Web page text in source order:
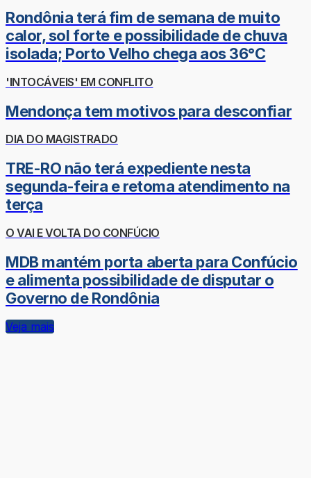
Rondônia terá fim de semana de muito
calor, sol forte e possibilidade de chuva
isolada; Porto Velho chega aos 36°C
'INTOCÁVEIS' EM CONFLITO
Mendonça tem motivos para desconfiar
DIA DO MAGISTRADO
TRE-RO não terá expediente nesta
segunda-feira e retoma atendimento na
terça
O VAI E VOLTA DO CONFÚCIO
MDB mantém porta aberta para Confúcio
e alimenta possibilidade de disputar o
Governo de Rondônia
Veja mais